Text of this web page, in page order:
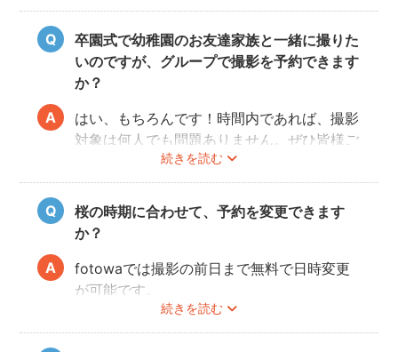
ィもあります。
10年後、20年後に見返して、撮ってよかっ
たと思っていただける写真をお届けします。
卒園式で幼稚園のお友達家族と一緒に撮りた
いのですが、グループで撮影を予約できます
か？
続きを読む
はい、もちろんです！時間内であれば、撮影
対象は何人でも問題ありません。ぜひ皆様ご
一緒に素敵な思い出を残してください。
桜の時期に合わせて、予約を変更できます
か？
続きを読む
fotowaでは撮影の前日まで無料で日時変更
が可能です。
ご予約の変更方法はこちら
い。